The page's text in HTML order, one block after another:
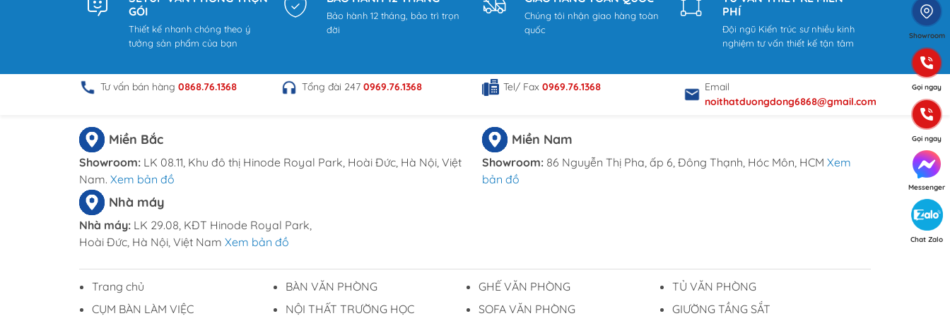
Hotline: 0969.761.368 – 0868.761.368
Email : dautuduongdong@gmail.com
GÓI
Thiết kế nhanh chóng theo ý
tưởng sản phẩm của bạn
Bảo hành 12 tháng, bảo trì trọn
đời
Chúng tôi nhận giao hàng toàn
quốc
PHÍ
Đội ngũ Kiến trúc sư nhiều kinh
nghiệm tư vấn thiết kế tận tâm
Tư vấn bán hàng 0868.76.1368 Tổng đài 247 0969.76.1368 Tel/ Fax 0969.76.1368
Email
noithatduongdong6868@gmail.com
Miền Bắc
Showroom: LK 08.11, Khu đô thị Hinode Royal Park, Hoài Đức, Hà Nội, Việt
Nam. Xem bản đồ
Miền Nam
Showroom: 86 Nguyễn Thị Pha, ấp 6, Đông Thạnh, Hóc Môn, HCM Xem
bản đồ
Nhà máy
Nhà máy: LK 29.08, KĐT Hinode Royal Park,
Hoài Đức, Hà Nội, Việt Nam Xem bản đồ
Trang chủ BÀN VĂN PHÒNG GHẾ VĂN PHÒNG
TỦ VĂN PHÒNG
CỤM BÀN LÀM VIỆC
NỘI THẤT TRƯỜNG HỌC SOFA VĂN PHÒNG GIƯỜNG TẦNG SẮT
Showroom
Gọi ngay
Gọi ngay
Messenger
Chat Zalo